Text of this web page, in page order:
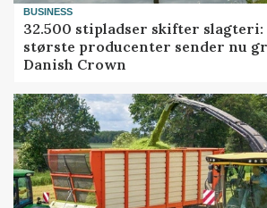
BUSINESS
32.500 stipladser skifter slagteri:
største producenter sender nu
Danish Crown